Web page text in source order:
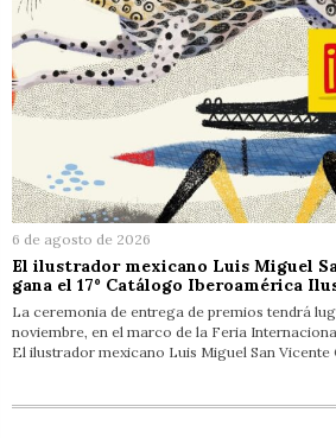
6 de agosto de 2026
El ilustrador mexicano Luis Miguel
gana el 17º Catálogo Iberoamérica
La ceremonia de entrega de premios tendrá
noviembre, en el marco de la Feria
El ilustrador mexicano Luis Miguel San Vicente